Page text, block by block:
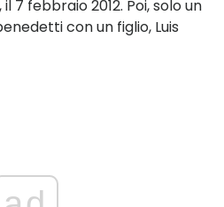
7 febbraio 2012. Poi, solo un
con un figlio, Luis